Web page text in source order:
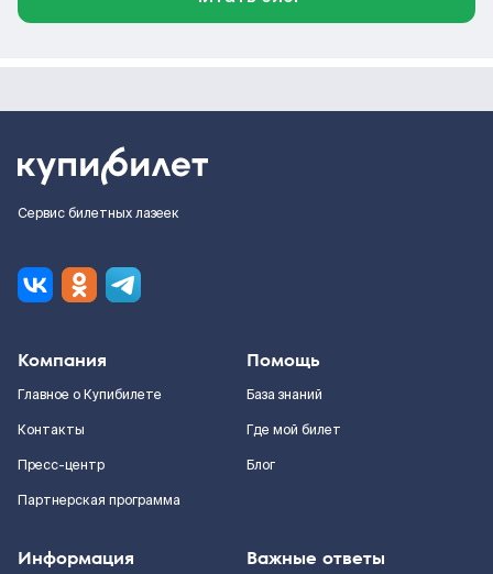
Сервис билетных лазеек
Компания
Главное о Купибилете
Контакты
Пресс-центр
Партнерская программа
Помощь
База знаний
Где мой билет
Блог
Информация Важные ответы